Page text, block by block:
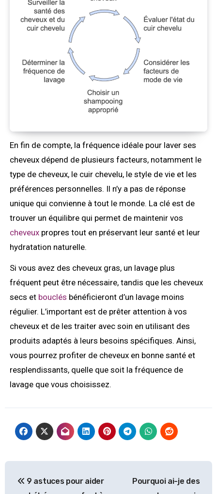
En fin de compte, la fréquence idéale pour laver ses
cheveux dépend de plusieurs facteurs, notamment le
type de cheveux, le cuir chevelu, le style de vie et les
préférences personnelles. Il n’y a pas de réponse
unique qui convienne à tout le monde. La clé est de
trouver un équilibre qui permet de maintenir vos
cheveuxpropres tout en préservant leur santé et leur
hydratation naturelle.
Si vous avez des cheveux gras, un lavage plus
fréquent peut être nécessaire, tandis que les cheveux
secs et bouclés bénéficieront d’un lavage moins
régulier. L’important est de prêter attention à vos
cheveux et de les traiter avec soin en utilisant des
produits adaptés à leurs besoins spécifiques. Ainsi,
vous pourrez profiter de cheveux en bonne santé et
resplendissants, quelle que soit la fréquence de
lavage que vous choisissez.
9 astuces pour aider
Pourquoi ai-je des